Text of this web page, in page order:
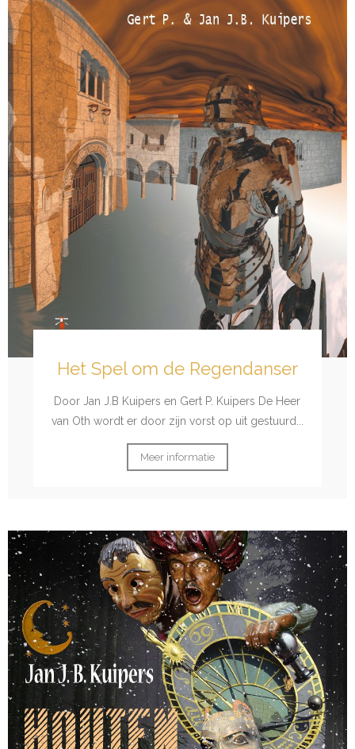
Het Spel om de Regendanser
Door Jan J.B Kuipers en Gert P. Kuipers De Heer
van Oth wordt er door zijn vorst op uit gestuurd...
Meer informatie